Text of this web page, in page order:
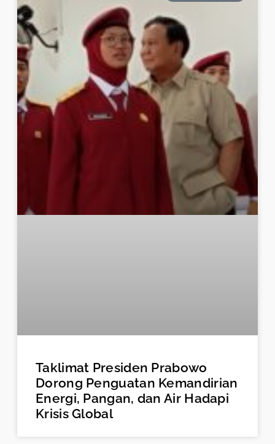
Taklimat Presiden Prabowo
Dorong Penguatan Kemandirian
Energi, Pangan, dan Air Hadapi
Krisis Global